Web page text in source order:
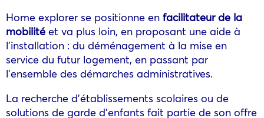
Home explorer se positionne en facilitateur de la
mobilité et va plus loin, en proposant une aide à
l’installation : du déménagement à la mise en
service du futur logement, en passant par
l’ensemble des démarches administratives.
La recherche d’établissements scolaires ou de
solutions de garde d’enfants fait partie de son offre